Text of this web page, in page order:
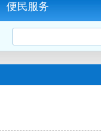
便民服务